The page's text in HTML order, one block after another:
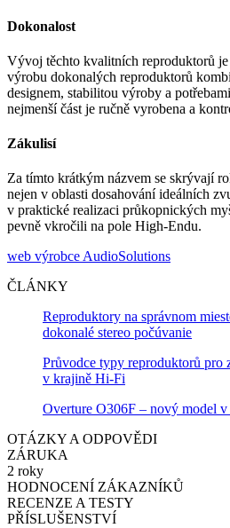
Dokonalost
Vývoj těchto kvalitních reproduktorů
výrobu dokonalých reproduktorů
designem, stabilitou výroby a
nejmenší část je ručně vyrobena a
Zákulisí
Za tímto krátkým názvem se skrývají
nejen v oblasti dosahování ideálních
v praktické realizaci průkopnických
pevně vkročili na pole High-Endu.
web výrobce AudioSolutions
ČLÁNKY
Reproduktory na správnom
dokonalé stereo počúvanie
Průvodce typy reproduktorů pro
v krajině Hi-Fi
Overture O306F – nový model v
OTÁZKY A ODPOVĚDI
ZÁRUKA
2 roky
HODNOCENÍ ZÁKAZNÍKŮ
RECENZE A TESTY
PŘÍSLUŠENSTVÍ